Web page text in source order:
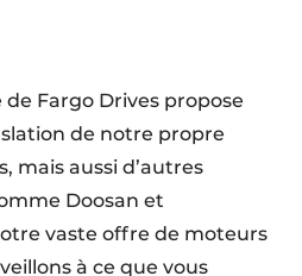
Fargo Drives propose
de notre propre
mais aussi d’autres
Doosan et
vaste offre de moteurs
à ce que vous